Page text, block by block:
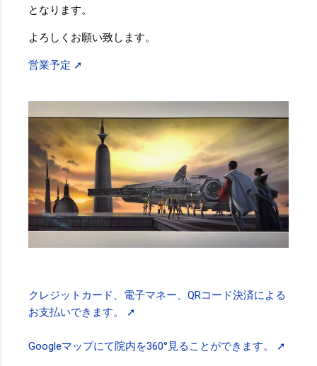
となります。
よろしくお願い致します。
営業予定 ➚
クレジットカード、電子マネー、QRコード決済による
お支払いできます。 ➚
Googleマップにて院内を360°見ることができます。 ➚